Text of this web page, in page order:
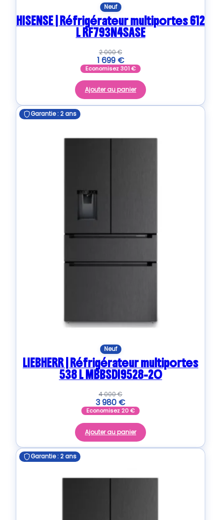
Neuf
HISENSE | Réfrigérateur multiportes 612
L RF793N4SASE
2 000€
1 699 €
Economisez301€
Ajouter au panier
Garantie : 2 ans
Neuf
LIEBHERR | Réfrigérateur multiportes
538 L MBBSDI9528-20
4 000€
3 980 €
Economisez 20€
Ajouter au panier
Garantie : 2 ans